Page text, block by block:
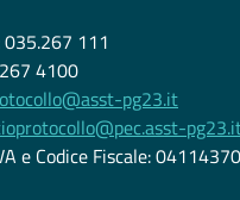
035.267 111
4100
pg23.it
e Codice Fiscale: